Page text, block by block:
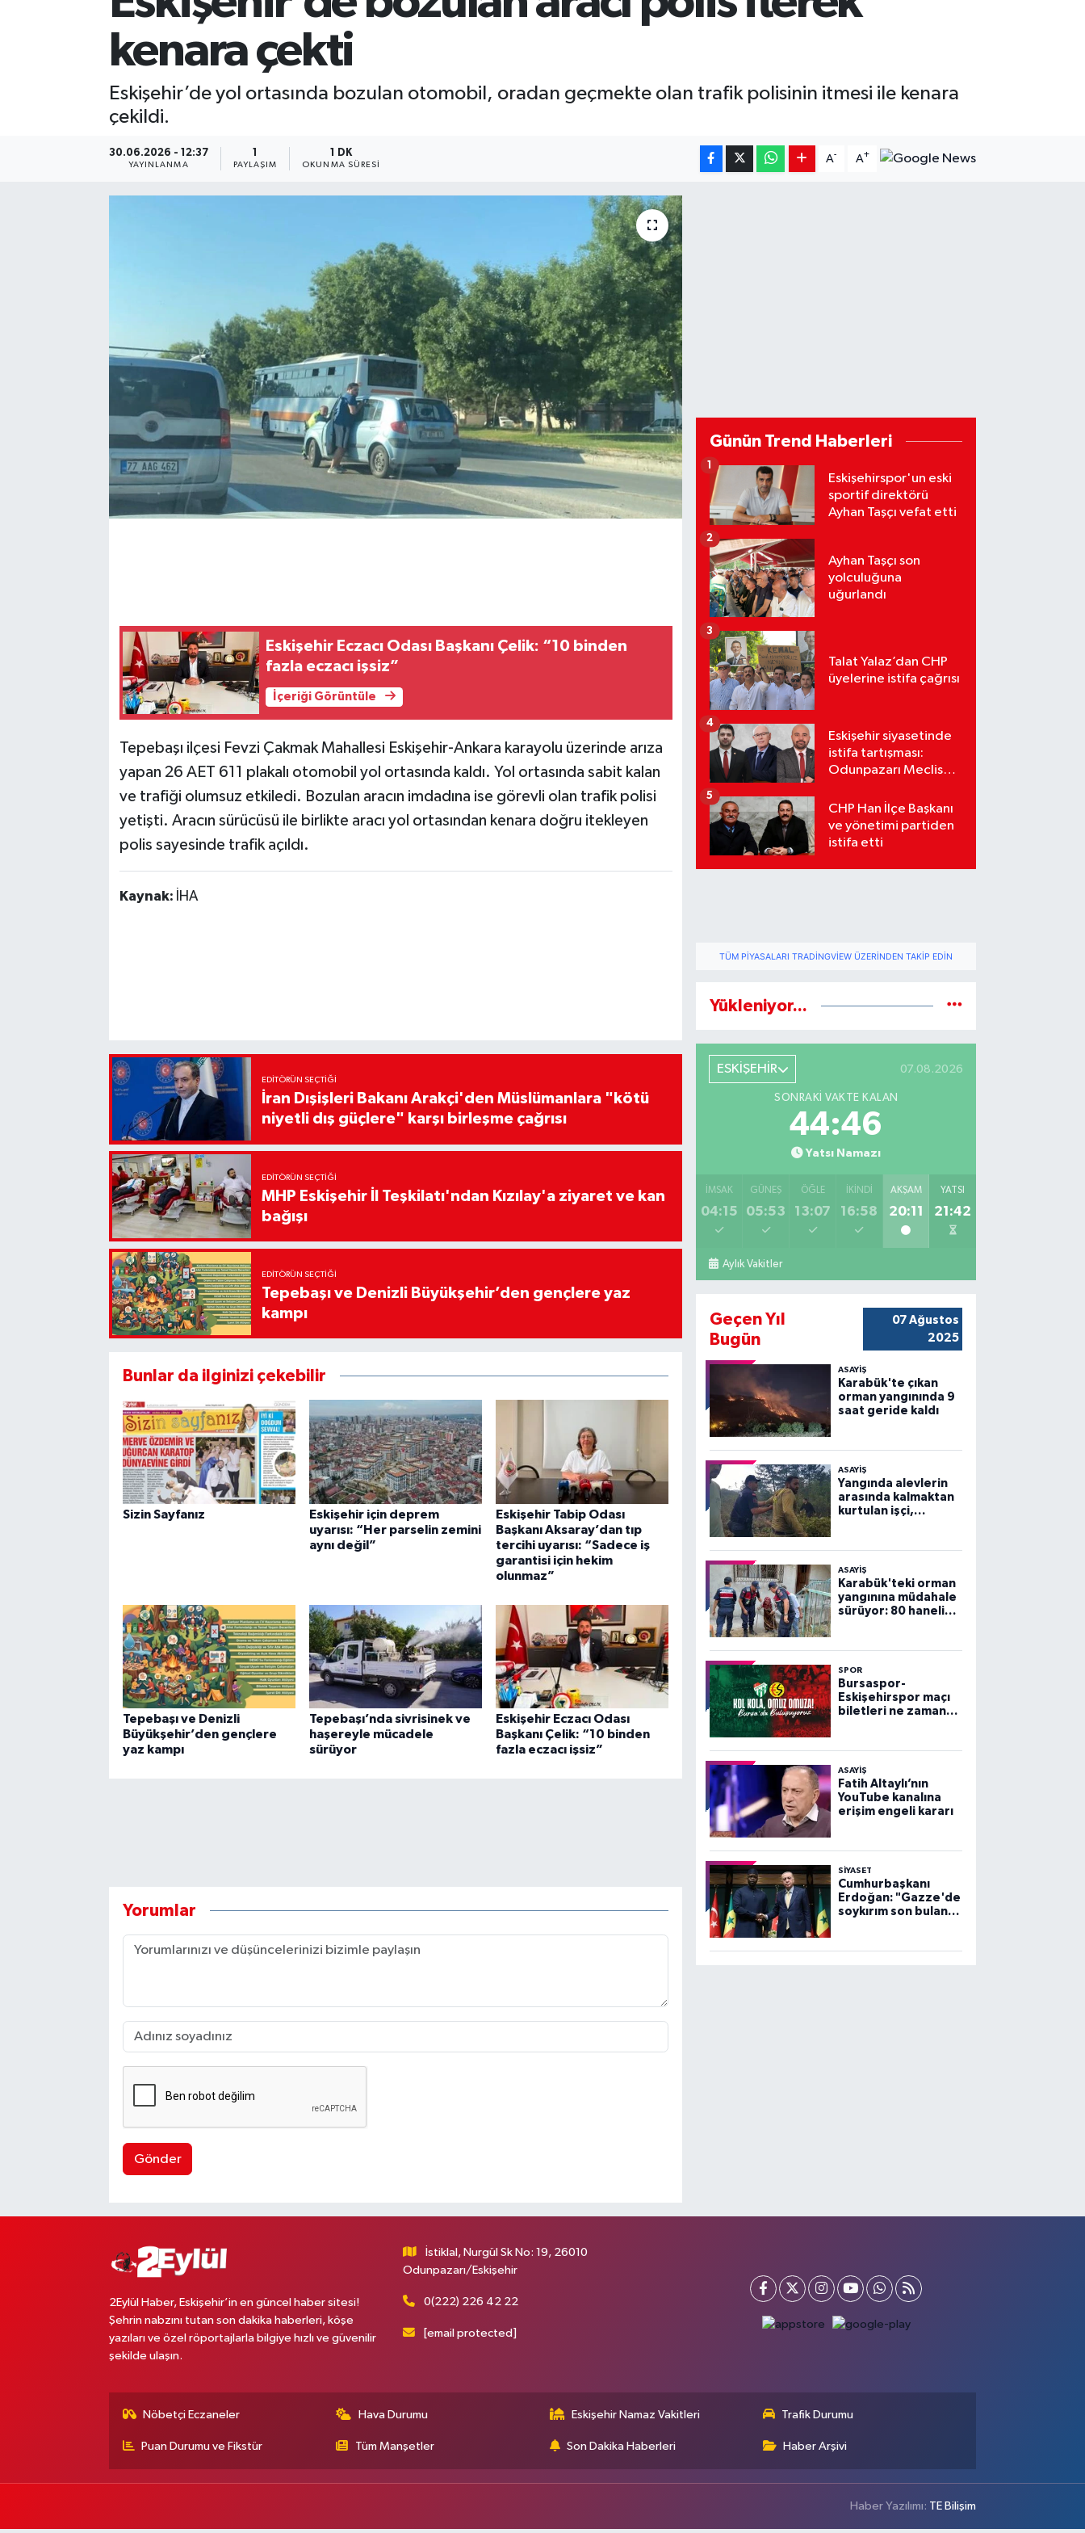
kenara çekti
Eskişehir’de yol ortasında bozulan otomobil, oradan geçmekte olan trafik polisinin itmesi ile kenara
çekildi.
30.06.2026 - 12:37
YAYINLANMA PAYLAŞIM
1 DK
OKUNMA SÜRESI
A- A+
Eskişehir Eczacı Odası Başkanı Çelik: “10 binden
fazla eczacı işsiz”
İçeriği Görüntüle
Tepebaşı ilçesi Fevzi Çakmak Mahallesi Eskişehir-Ankara karayolu üzerinde arıza
yapan 26 AET 611 plakalı otomobil yol ortasında kaldı. Yol ortasında sabit kalan
ve trafiği olumsuz etkiledi. Bozulan aracın imdadına ise görevli olan trafik polisi
yetişti. Aracın sürücüsü ile birlikte aracı yol ortasından kenara doğru itekleyen
polis sayesinde trafik açıldı.
Kaynak: İHA
EDITÖRÜN SEÇTIĞI
İran Dışişleri Bakanı Arakçi'den Müslümanlara "kötü
niyetli dış güçlere" karşı birleşme çağrısı
EDITÖRÜN SEÇTIĞI
MHP Eskişehir İl Teşkilatı'ndan Kızılay'a ziyaret ve kan
bağışı
EDITÖRÜN SEÇTIĞI
Tepebaşı ve Denizli Büyükşehir’den gençlere yaz
kampı
Bunlar da ilginizi çekebilir
Sizin Sayfanız
Eskişehir için deprem
uyarısı: “Her parselin zemini
aynı değil”
Eskişehir Tabip Odası
Başkanı Aksaray’dan tıp
tercihi uyarısı: “Sadece iş
garantisi için hekim
olunmaz”
Tepebaşı ve Denizli
Büyükşehir’den gençlere
yaz kampı
Tepebaşı’nda sivrisinek ve
haşereyle mücadele
sürüyor
Eskişehir Eczacı Odası
Başkanı Çelik: “10 binden
fazla eczacı işsiz”
Yorumlar
Gönder
Günün Trend Haberleri
Eskişehirspor'un eski
sportif direktörü
Ayhan Taşçı vefat etti
1
Ayhan Taşçı son
yolculuğuna
uğurlandı
2
Talat Yalaz’dan CHP
üyelerine istifa çağrısı
3
Eskişehir siyasetinde
istifa tartışması:
Odunpazarı Meclis
medyada karşı karşıya
geldi
4
CHP Han İlçe Başkanı
ve yönetimi partiden
istifa etti
5
TÜM PIYASALARI TRADINGVIEW ÜZERINDEN TAKIP EDIN
Yükleniyor...
ESKİŞEHİR 07.08.2026
SONRAKI VAKTE KALAN
44:45
Yatsı Namazı
İMSAK
04:15
GÜNEŞ
05:53
ÖĞLE
13:07
İKINDI
16:58
AKŞAM
20:11
YATSI
21:42
Aylık Vakitler
Geçen Yıl
Bugün
07 Ağustos
2025
ASAYİŞ
Karabük'te çıkan
orman yangınında 9
saat geride kaldı
ASAYİŞ
Yangında alevlerin
arasında kalmaktan
kurtulan işçi,
panik yaşadı
ASAYİŞ
Karabük'teki orman
yangınına müdahale
sürüyor: 80 haneli
SPOR
Bursaspor-
Eskişehirspor maçı
biletleri ne zaman
ASAYİŞ
Fatih Altaylı’nın
YouTube kanalına
erişim engeli kararı
SİYASET
Cumhurbaşkanı
Erdoğan: "Gazze'de
soykırım son bulana
2Eylül Haber, Eskişehir’in en güncel haber sitesi!
Şehrin nabzını tutan son dakika haberleri, köşe
yazıları ve özel röportajlarla bilgiye hızlı ve güvenilir
şekilde ulaşın.
İstiklal, Nurgül Sk No: 19, 26010
Odunpazarı/Eskişehir
0(222) 226 42 22
[email protected]
Nöbetçi Eczaneler Hava Durumu Eskişehir Namaz Vakitleri Trafik Durumu
Puan Durumu ve Fikstür Tüm Manşetler Son Dakika Haberleri Haber Arşivi
Haber Yazılımı: TE Bilişim